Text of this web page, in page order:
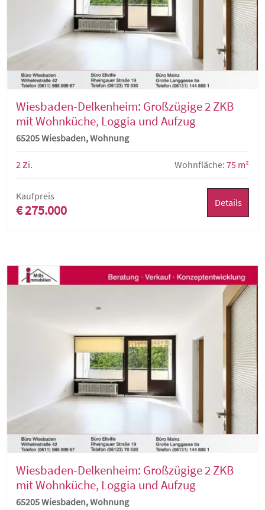
Wiesbaden-Delkenheim: Großzügige 2 ZKB
mit Wohnküche, Loggia und Aufzug
65205 Wiesbaden, Wohnung
2 Zi. Wohnfläche: 75 m²
Kaufpreis
€ 275.000 Details
Wiesbaden-Delkenheim: Großzügige 2 ZKB
mit Wohnküche, Loggia und Aufzug
65205 Wiesbaden, Wohnung